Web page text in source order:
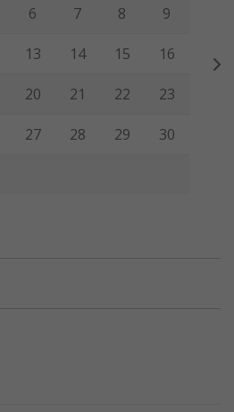
6 7 8 9
13 14 15 16
20 21 22 23
27 28 29 30